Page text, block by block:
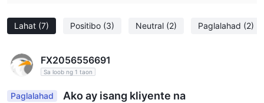
Lahat (7) Positibo (3) Neutral (2) Paglalahad (2)
FX2056556691
Sa loob ng 1 taon
Paglalahad Ako ay isang kliyente na